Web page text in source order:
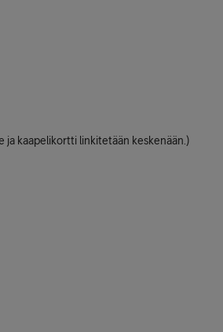
ja kaapelikortti linkitetään keskenään.)